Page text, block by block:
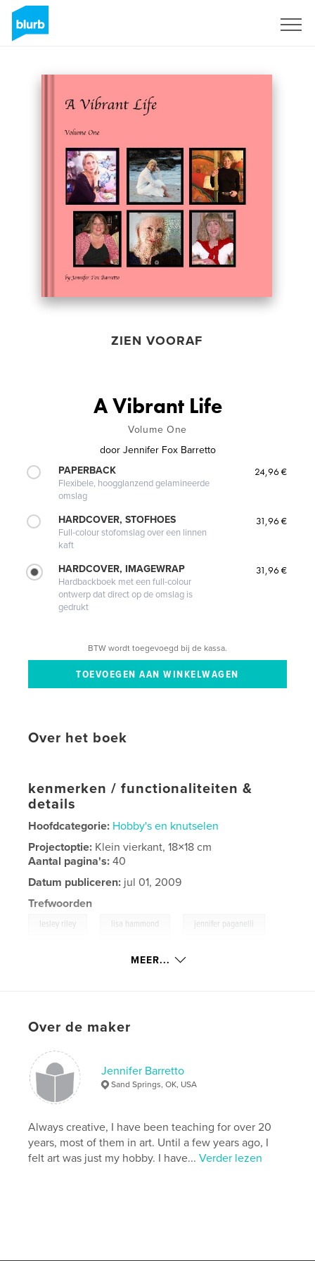
ZIEN VOORAF
A Vibrant Life
Volume One
door Jennifer Fox Barretto
PAPERBACK
Flexibele, hoogglanzend gelamineerde
omslag
24,96 €
HARDCOVER, STOFHOES
Full-colour stofomslag over een linnen
kaft
31,96 €
HARDCOVER, IMAGEWRAP
Hardbackboek met een full-colour
ontwerp dat direct op de omslag is
gedrukt
31,96 €
BTW wordt toegevoegd bij de kassa.
Over het boek
kenmerken / functionaliteiten &
details
Hoofdcategorie: Hobby's en knutselen
Projectoptie: Klein vierkant, 18×18 cm
Aantal pagina's:40
Datum publiceren: jul 01, 2009
Trefwoorden
lesley riley lisa hammond jennifer paganelli
, karen silver bloom
MEER...
Over de maker
Jennifer Barretto
Sand Springs, OK, USA
Always creative, I have been teaching for over 20
years, most of them in art. Until a few years ago, I
felt art was just my hobby. I have...Verder lezen